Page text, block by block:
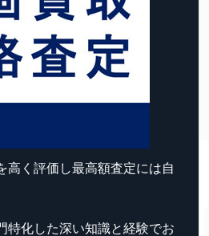
く評価し最高額査定には自
化した深い知識と経験でお